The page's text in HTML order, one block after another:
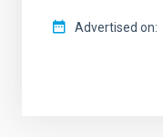
Advertised on